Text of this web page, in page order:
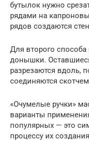
бутылок нужно
рядами на
рядов создаются
Для второго
донышки.
разрезаются вдоль,
соединяются
«Очумелые ручки»
варианты
популярных — это
процессу их